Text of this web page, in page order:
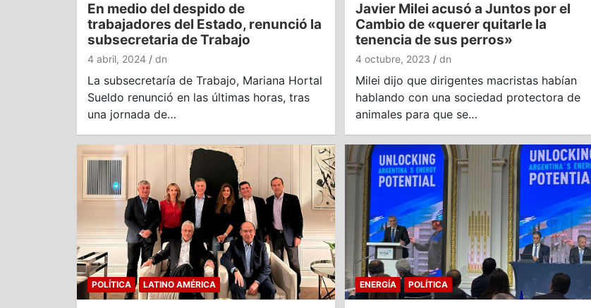
En medio del despido de
trabajadores del Estado, renunció la
subsecretaria de Trabajo
4 abril, 2024 dn
La subsecretaría de Trabajo, Mariana Hortal
Sueldo renunció en las últimas horas, tras
una jornada de…
Javier Milei acusó a Juntos por el
Cambio de «querer quitarle la
tenencia de sus perros»
4 octubre, 2023 dn
Milei dijo que dirigentes macristas habían
hablando con una sociedad protectora de
animales para que se…
POLÍTICA LATINO AMÉRICA ENERGÍA POLÍTICA